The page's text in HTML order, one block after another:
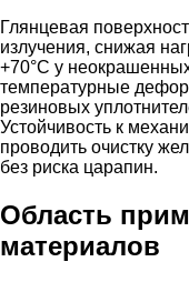
Глянцевая
излучения, снижая
+70°C у
температурные
резиновых
Устойчивость к
проводить очистку
без риска царапин.
Область
материалов